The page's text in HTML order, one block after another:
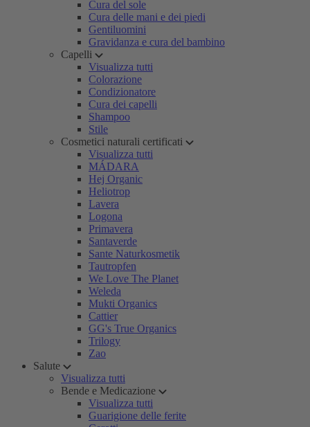
Cura del sole
Cura delle mani e dei piedi
Gentiluomini
Gravidanza e cura del bambino
Capelli
Visualizza tutti
Colorazione
Condizionatore
Cura dei capelli
Shampoo
Stile
Cosmetici naturali certificati
Visualizza tutti
MÁDARA
Hej Organic
Heliotrop
Lavera
Logona
Primavera
Santaverde
Sante Naturkosmetik
Tautropfen
We Love The Planet
Weleda
Mukti Organics
Cattier
GG's True Organics
Trilogy
Zao
Salute
Visualizza tutti
Bende e Medicazione
Visualizza tutti
Guarigione delle ferite